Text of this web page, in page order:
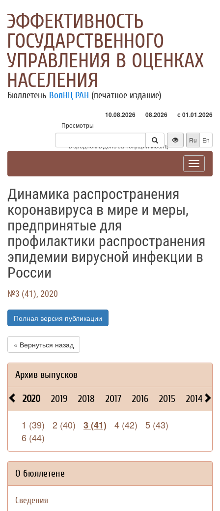
ЭФФЕКТИВНОСТЬ
ГОСУДАРСТВЕННОГО
УПРАВЛЕНИЯ В ОЦЕНКАХ
НАСЕЛЕНИЯ
Бюллетень ВолНЦ РАН (печатное издание)
10.08.2026 08.2026 с 01.01.2026
Просмотры
Посетители
* - в среднем в день за текущий месяц
Ru En
Toggle
Динамика распространения
коронавируса в мире и меры,
предпринятые для
профилактики распространения
эпидемии вирусной инфекции в
России
№3 (41), 2020
Полная версия публикации
« Вернуться назад
Архив выпусков
2020 2019 2018 2017 2016 2015 2014
1 (39) 2 (40) 3 (41) 4 (42)
5 (43)
6 (44)
О бюллетене
Сведения